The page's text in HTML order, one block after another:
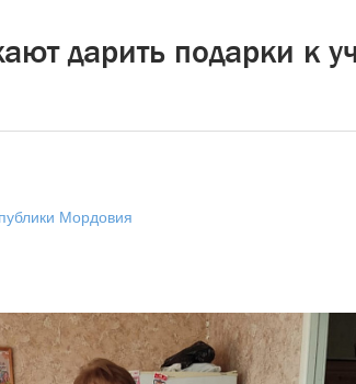
дарить подарки к
Мордовия